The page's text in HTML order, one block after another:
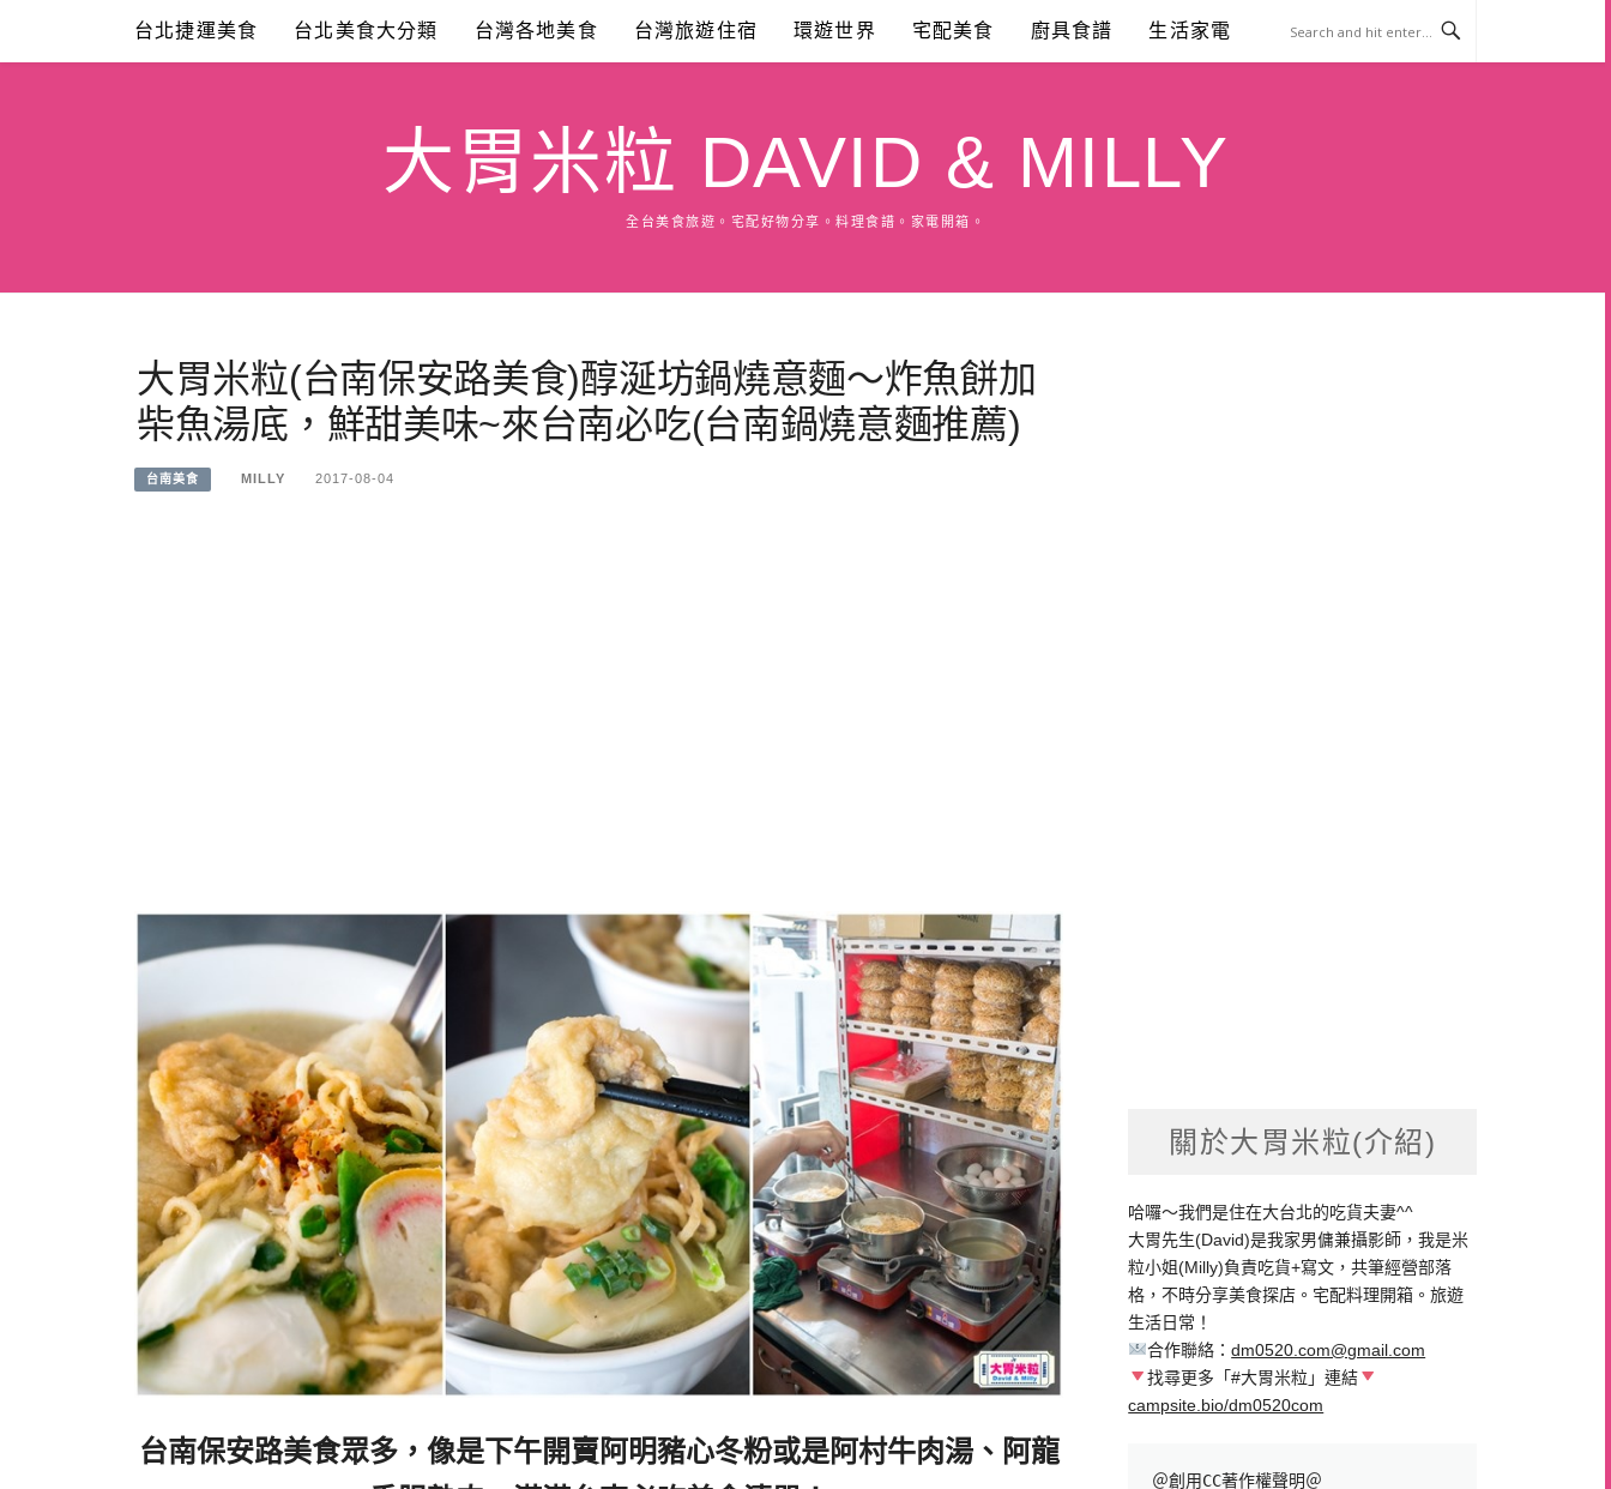
content
台北捷運美食 台北美食大分類 台灣各地美食 台灣旅遊住宿 環遊世界 宅配美食 廚具食譜 生活家電
大胃米粒 DAVID & MILLY
全台美食旅遊。宅配好物分享。料理食譜。家電開箱。
大胃米粒(台南保安路美食)醇涎坊鍋燒意麵～炸魚餅加
柴魚湯底，鮮甜美味~來台南必吃(台南鍋燒意麵推薦)
台南美食 MILLY 2017-08-04
台南保安路美食眾多，像是下午開賣阿明豬心冬粉或是阿村牛肉湯、阿龍
關於大胃米粒(介紹)
哈囉～我們是住在大台北的吃貨夫妻^^
大胃先生(David)是我家男傭兼攝影師，我是米
粒小姐(Milly)負責吃貨+寫文，共筆經營部落
格，不時分享美食探店。宅配料理開箱。旅遊
生活日常！
合作聯絡：dm0520.com@gmail.com
找尋更多「#大胃米粒」連結
campsite.bio/dm0520com
＠創用CC著作權聲明＠